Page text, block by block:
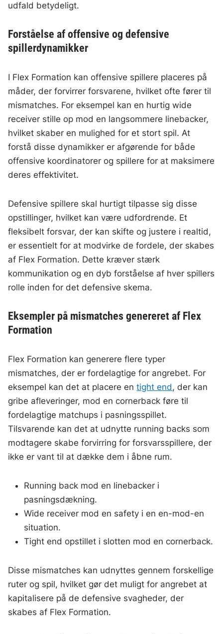
udfald betydeligt.
Forståelse af offensive og defensive
spillerdynamikker
I Flex Formation kan offensive spillere placeres på
måder, der forvirrer forsvarene, hvilket ofte fører til
mismatches. For eksempel kan en hurtig wide
receiver stille op mod en langsommere linebacker,
hvilket skaber en mulighed for et stort spil. At
forstå disse dynamikker er afgørende for både
offensive koordinatorer og spillere for at maksimere
deres effektivitet.
Defensive spillere skal hurtigt tilpasse sig disse
opstillinger, hvilket kan være udfordrende. Et
fleksibelt forsvar, der kan skifte og justere i realtid,
er essentielt for at modvirke de fordele, der skabes
af Flex Formation. Dette kræver stærk
kommunikation og en dyb forståelse af hver spillers
rolle inden for det defensive skema.
Eksempler på mismatches genereret af Flex
Formation
Flex Formation kan generere flere typer
mismatches, der er fordelagtige for angrebet. For
eksempel kan det at placere entight end, der kan
gribe afleveringer, mod en cornerback føre til
fordelagtige matchups i pasningsspillet.
Tilsvarende kan det at udnytte running backs som
modtagere skabe forvirring for forsvarsspillere, der
ikke er vant til at dække dem i åbne rum.
Running back mod en linebacker i
pasningsdækning.
Wide receiver mod en safety i en en-mod-en
situation.
Tight end opstillet i slotten mod en cornerback.
Disse mismatches kan udnyttes gennem forskellige
ruter og spil, hvilket gør det muligt for angrebet at
kapitalisere på de defensive svagheder, der
skabes af Flex Formation.